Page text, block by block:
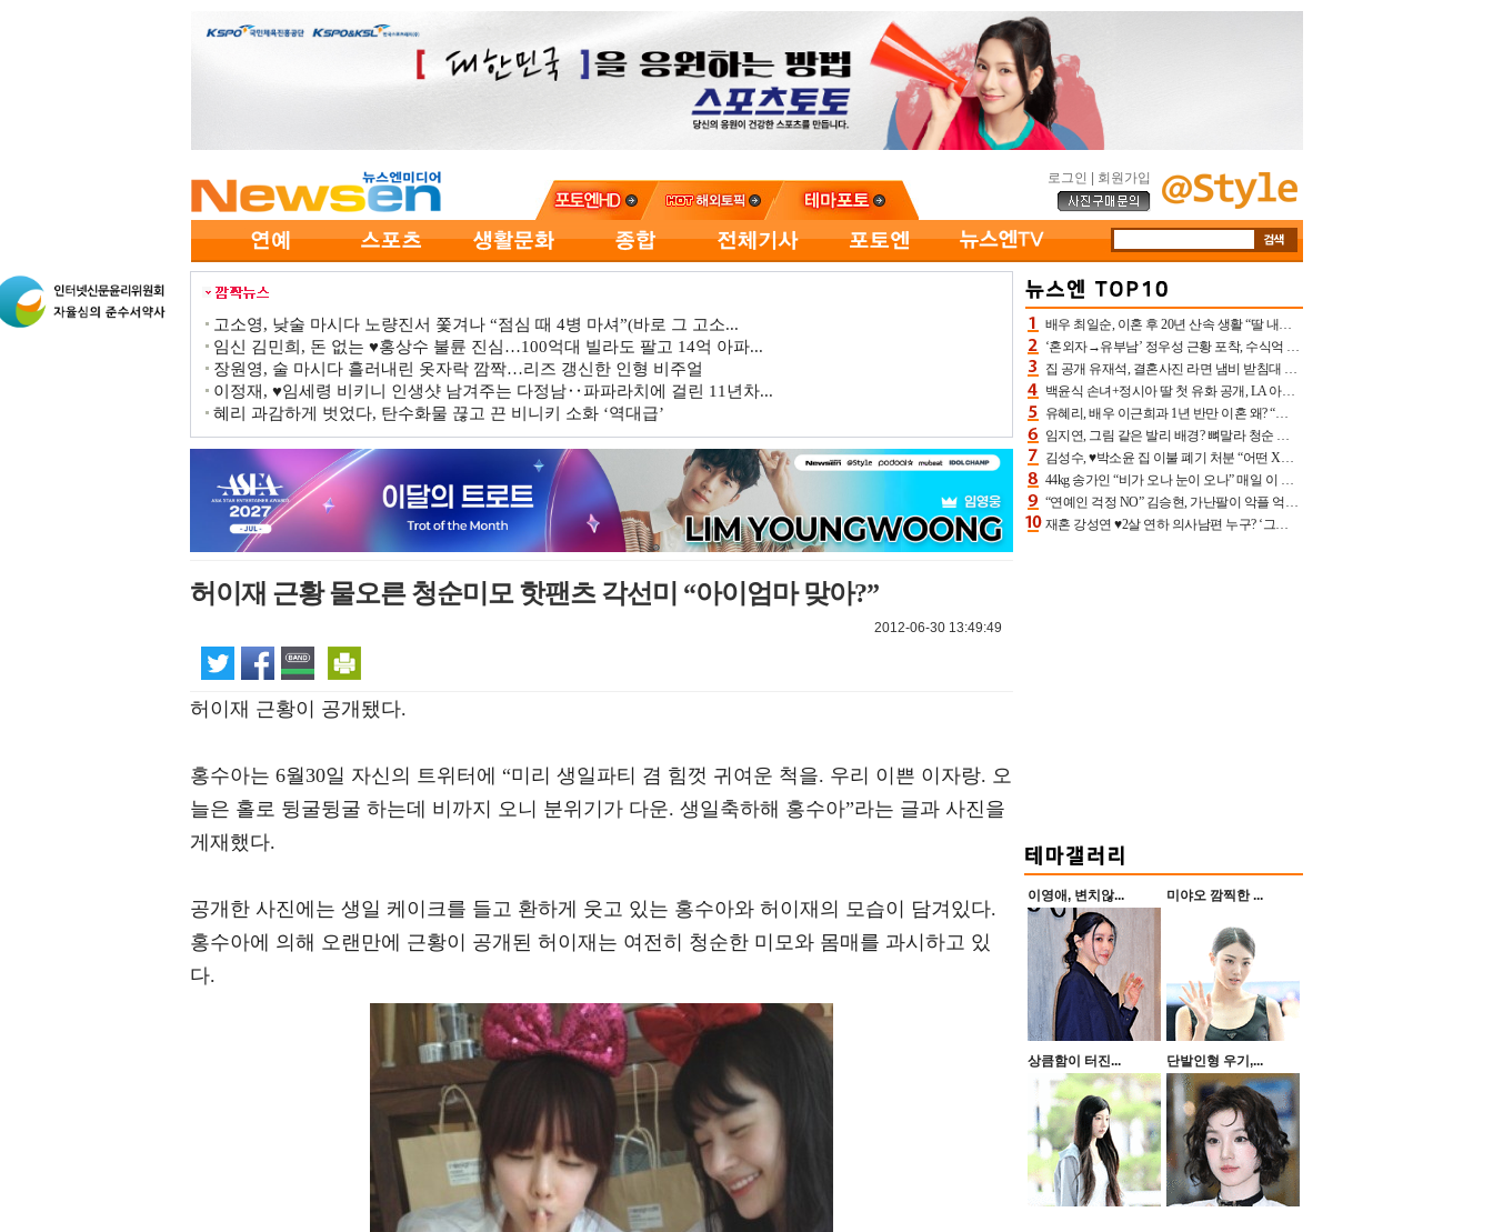
로그인 회원가입
고소영, 낮술 마시다 노량진서 쫓겨나 “점심 때 4병 마셔”(바로 그 고소...
임신 김민희, 돈 없는 ♥홍상수 불륜 진심…100억대 빌라도 팔고 14억 아파...
장원영, 술 마시다 흘러내린 옷자락 깜짝…리즈 갱신한 인형 비주얼
이정재, ♥임세령 비키니 인생샷 남겨주는 다정남‥파파라치에 걸린 11년차...
혜리 과감하게 벗었다, 탄수화물 끊고 끈 비니키 소화 ‘역대급’
허이재 근황 물오른 청순미모 핫팬츠 각선미 “아이엄마 맞아?”
2012-06-30 13:49:49
허이재 근황이 공개됐다.
홍수아는 6월30일 자신의 트위터에 “미리 생일파티 겸 힘껏 귀여운 척을. 우리 이쁜 이자랑. 오
늘은 홀로 뒹굴뒹굴 하는데 비까지 오니 분위기가 다운. 생일축하해 홍수아”라는 글과 사진을
게재했다.
공개한 사진에는 생일 케이크를 들고 환하게 웃고 있는 홍수아와 허이재의 모습이 담겨있다.
홍수아에 의해 오랜만에 근황이 공개된 허이재는 여전히 청순한 미모와 몸매를 과시하고 있
다.
배우 최일순, 이혼 후 20년 산속 생활 “딸 내가 버렸다고 원망‥맘 아파”(특종)[어제TV]
‘혼외자→유부남’ 정우성 근황 포착, 수식억 해킹 피해 후배 만났다 “존경하는”
집 공개 유재석, 결혼사진 라면 냄비 받침대 되고 분노‥가족사진도 피해(놀뭐)[어제TV]
백윤식 손녀+정시아 딸 첫 유화 공개, LA 아트쇼→서울국제조각페스타 작가다운 수준급 실력
유혜리, 배우 이근희과 1년 반만 이혼 왜? “식칼 꽂고 의자 던져” 충격 폭로(특종)[어제TV]
임지연, 그림 같은 발리 배경? 뼈말라 청순 비키니 핏에 상대 안 되네
김성수, ♥박소윤 집 이불 폐기 처분 “어떤 X이랑 썼을지 몰라” 질투(신랑수업2)[어제TV]
44kg 송가인 “비가 오나 눈이 오나” 매일 이 운동, 허벅지 근육량 상승+체지방 감소
“연예인 걱정 NO” 김승현, 가난팔이 악플 억울할만‥아내+딸과 日 여행
재혼 강성연 ♥2살 연하 의사남편 누구? ‘그알’ 자문의에 훈남 비주얼 초엘리트 스펙 [종합]
이영애, 변치않... 미야오 깜찍한 ...
상큼함이 터진... 단발인형 우기,...